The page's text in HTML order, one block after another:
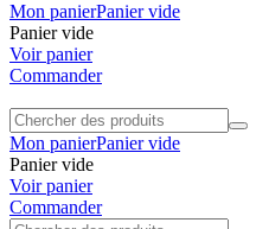
Mon panierPanier vide
Panier vide
Voir panier
Commander
Mon panierPanier vide
Panier vide
Voir panier
Commander